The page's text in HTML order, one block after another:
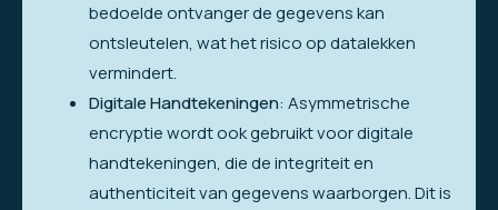
bedoelde ontvanger de gegevens kan
ontsleutelen, wat het risico op datalekken
vermindert.
Digitale Handtekeningen: Asymmetrische
encryptie wordt ook gebruikt voor digitale
handtekeningen, die de integriteit en
authenticiteit van gegevens waarborgen. Dit is